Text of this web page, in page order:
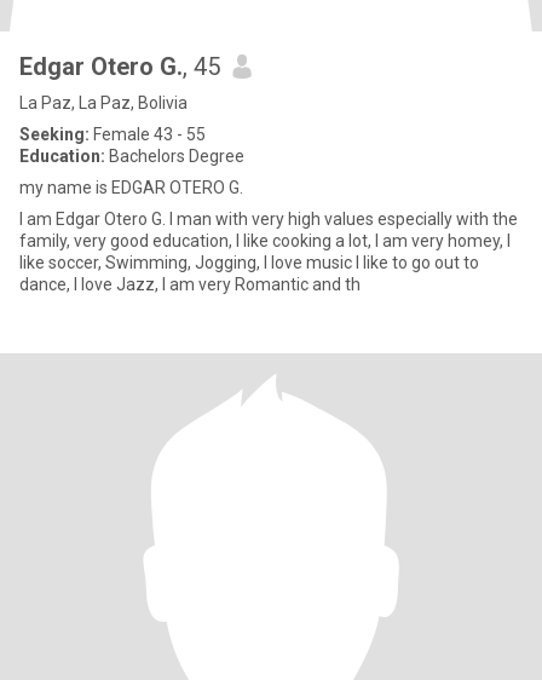
Edgar Otero G., 45
La Paz, La Paz, Bolivia
Seeking: Female 43 - 55
Education: Bachelors Degree
my name is EDGAR OTERO G.
I am Edgar Otero G. I man with very high values ​​especially with the
family, very good education, I like cooking a lot, I am very homey, I
like soccer, Swimming, Jogging, I love music I like to go out to
dance, I love Jazz, I am very Romantic and th